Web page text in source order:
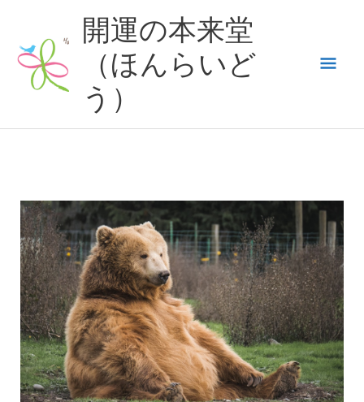
ッ
開運の本来堂
（ほんらいど
う）
メ
ニ
ュ
ー